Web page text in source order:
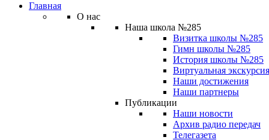
Главная
О нас
Наша школа №285
Визитка школы №285
Гимн школы №285
История школы №285
Виртуальная
Наши достижения
Наши партнеры
Публикации
Наши новости
Архив радио передач
Телегазета